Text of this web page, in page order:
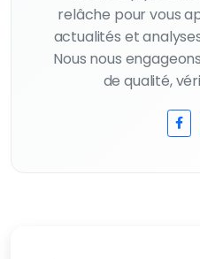
relâche pour vous
actualités et
Nous nous
de qualité,